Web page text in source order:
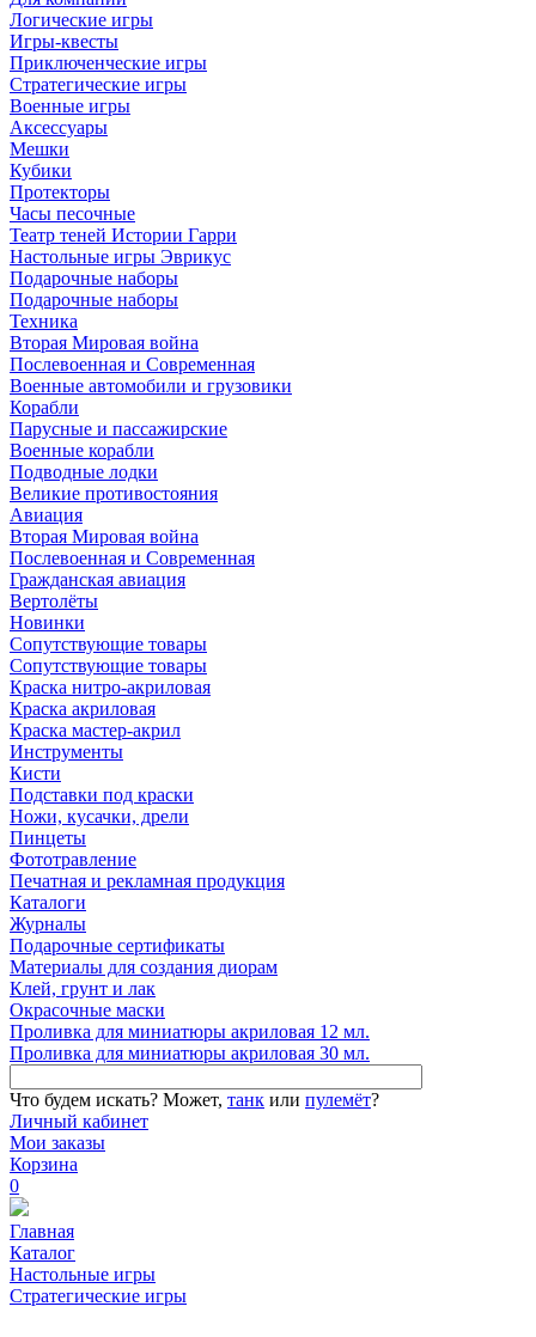
Логические игры
Игры-квесты
Приключенческие игры
Стратегические игры
Военные игры
Аксессуары
Мешки
Кубики
Протекторы
Часы песочные
Театр теней Истории Гарри
Настольные игры Эврикус
Подарочные наборы
Подарочные наборы
Техника
Вторая Мировая война
Послевоенная и Современная
Военные автомобили и грузовики
Корабли
Парусные и пассажирские
Военные корабли
Подводные лодки
Великие противостояния
Авиация
Вторая Мировая война
Послевоенная и Современная
Гражданская авиация
Вертолёты
Новинки
Сопутствующие товары
Сопутствующие товары
Краска нитро-акриловая
Краска акриловая
Краска мастер-акрил
Инструменты
Кисти
Подставки под краски
Ножи, кусачки, дрели
Пинцеты
Фототравление
Печатная и рекламная продукция
Каталоги
Журналы
Подарочные сертификаты
Материалы для создания диорам
Клей, грунт и лак
Окрасочные маски
Проливка для миниатюры акриловая 12 мл.
Проливка для миниатюры акриловая 30 мл.
Что будем искать? Может, танк или пулемёт?
Личный кабинет
Мои заказы
Корзина
0
Главная
Каталог
Настольные игры
Стратегические игры